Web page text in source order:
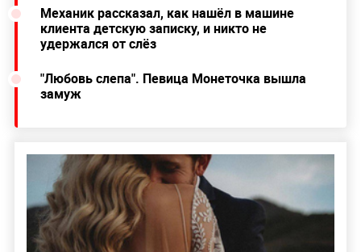
Механик рассказал, как нашёл в машине
клиента детскую записку, и никто не
удержался от слёз
"Любовь слепа". Певица Монеточка вышла
замуж